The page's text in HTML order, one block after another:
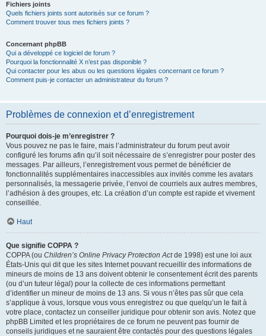
Fichiers joints
Quels fichiers joints sont autorisés sur ce forum ?
Comment trouver tous mes fichiers joints ?
Concernant phpBB
Qui a développé ce logiciel de forum ?
Pourquoi la fonctionnalité X n’est pas disponible ?
Qui contacter pour les abus ou les questions légales concernant ce forum ?
Comment puis-je contacter un administrateur du forum ?
Problèmes de connexion et d’enregistrement
Pourquoi dois-je m’enregistrer ?
Vous pouvez ne pas le faire, mais l’administrateur du forum peut avoir
configuré les forums afin qu’il soit nécessaire de s’enregistrer pour poster des
messages. Par ailleurs, l’enregistrement vous permet de bénéficier de
fonctionnalités supplémentaires inaccessibles aux invités comme les avatars
personnalisés, la messagerie privée, l’envoi de courriels aux autres membres,
l’adhésion à des groupes, etc. La création d’un compte est rapide et vivement
conseillée.
Haut
Que signifie COPPA ?
COPPA (ou Children’s Online Privacy Protection Actde 1998) est une loi aux
États-Unis qui dit que les sites Internet pouvant recueillir des informations de
mineurs de moins de 13 ans doivent obtenir le consentement écrit des parents
(ou d’un tuteur légal) pour la collecte de ces informations permettant
d’identifier un mineur de moins de 13 ans. Si vous n’êtes pas sûr que cela
s’applique à vous, lorsque vous vous enregistrez ou que quelqu’un le fait à
votre place, contactez un conseiller juridique pour obtenir son avis. Notez que
phpBB Limited et les propriétaires de ce forum ne peuvent pas fournir de
conseils juridiques et ne sauraient être contactés pour des questions légales